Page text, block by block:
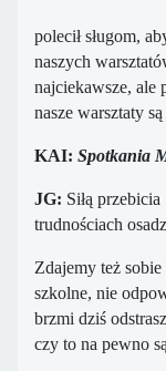
polecił sługom,
naszych
najciekawsze, ale
nasze warsztaty
KAI: Spotkania
JG: Siłą
trudnościach
Zdajemy też
szkolne, nie
brzmi dziś
czy to na pewno